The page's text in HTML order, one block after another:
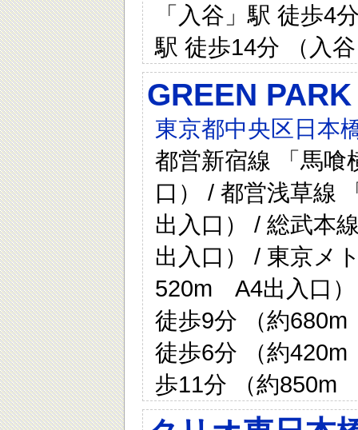
「入谷」駅 徒歩4
駅 徒歩14分 （入
GREEN
東京都中央区日本
都営新宿線 「馬
口） / 都営浅草線
出入口） / 総武本
出入口） / 東京メ
520m A4出入口）
徒歩9分 （約
徒歩6分 （約
歩11分 （約850m